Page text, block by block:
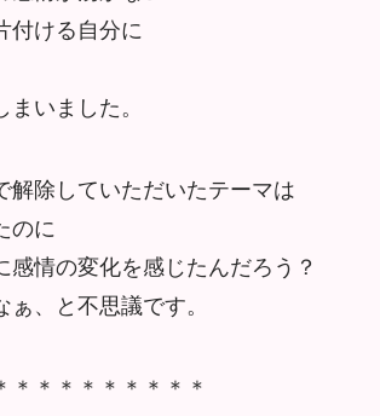
付ける自分に
いました。
解除していただいたテーマは
のに
感情の変化を感じたんだろう？
ぁ、と不思議です。
＊＊＊＊＊＊＊＊＊